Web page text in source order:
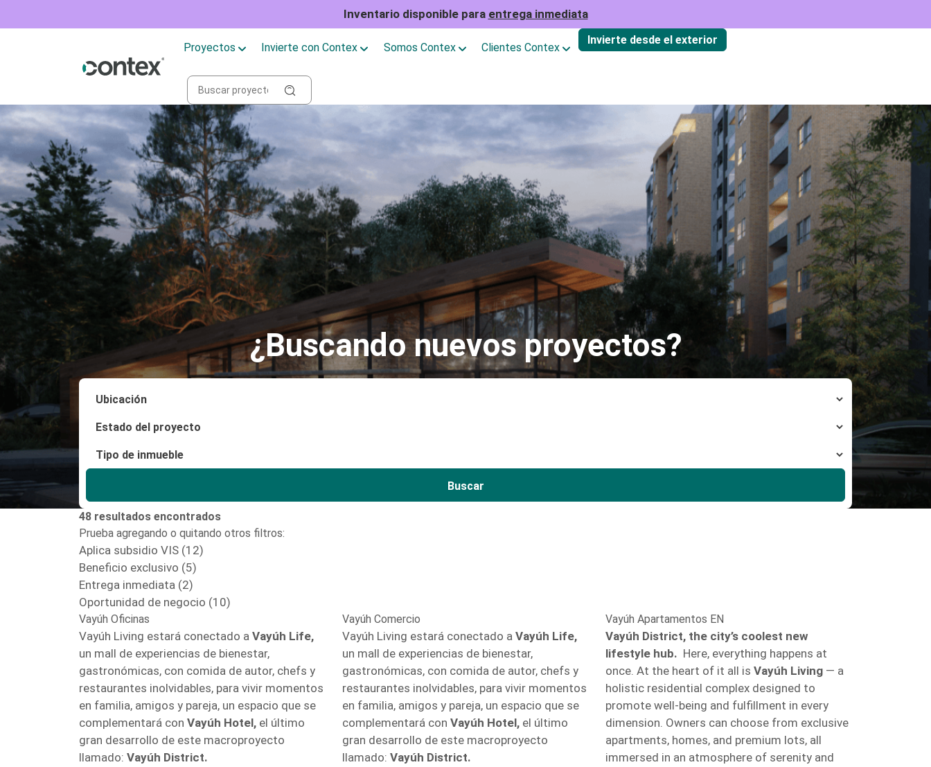
Inventario disponible para entrega inmediata
Proyectos Invierte con Contex Somos Contex Clientes Contex
Invierte desde el exterior
¿Buscando nuevos proyectos?
Buscar
48 resultados encontrados
Prueba agregando o quitando otros filtros:
Aplica subsidio VIS (12)
Beneficio exclusivo (5)
Entrega inmediata (2)
Oportunidad de negocio (10)
Vayúh Oficinas
Vayúh Living estará conectado a Vayúh Life,
un mall de experiencias de bienestar,
gastronómicas, con comida de autor, chefs y
restaurantes inolvidables, para vivir momentos
en familia, amigos y pareja, un espacio que se
complementará con Vayúh Hotel, el último
gran desarrollo de este macroproyecto
llamado: Vayúh District.
Vayúh Comercio
Vayúh Living estará conectado a Vayúh Life,
un mall de experiencias de bienestar,
gastronómicas, con comida de autor, chefs y
restaurantes inolvidables, para vivir momentos
en familia, amigos y pareja, un espacio que se
complementará con Vayúh Hotel, el último
gran desarrollo de este macroproyecto
llamado: Vayúh District.
Vayúh Apartamentos EN
Vayúh District, the city’s coolest new
lifestyle hub. Here, everything happens at
once. At the heart of it all is Vayúh Living — a
holistic residential complex designed to
promote well-being and fulfillment in every
dimension. Owners can choose from exclusive
apartments, homes, and premium lots, all
immersed in an atmosphere of serenity and